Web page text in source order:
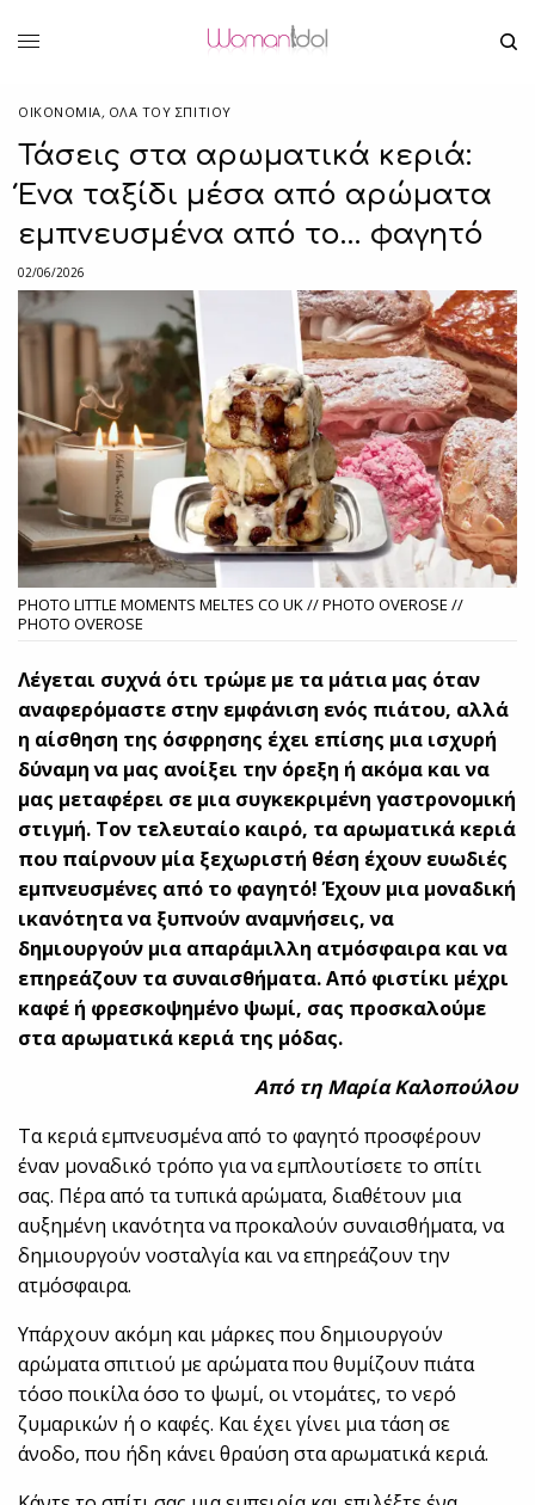
ΟΙΚΟΝΟΜΙΑ, ΌΛΑ ΤΟΥ ΣΠΙΤΙΟΥ
Τάσεις στα αρωματικά κεριά:
Ένα ταξίδι μέσα από αρώματα
εμπνευσμένα από το… φαγητό
02/06/2026
PHOTO LITTLE MOMENTS MELTES CO UK // PHOTO OVEROSE //
PHOTO OVEROSE
Λέγεται συχνά ότι τρώμε με τα μάτια μας όταν
αναφερόμαστε στην εμφάνιση ενός πιάτου, αλλά
η αίσθηση της όσφρησης έχει επίσης μια ισχυρή
δύναμη να μας ανοίξει την όρεξη ή ακόμα και να
μας μεταφέρει σε μια συγκεκριμένη γαστρονομική
στιγμή. Τον τελευταίο καιρό, τα αρωματικά κεριά
που παίρνουν μία ξεχωριστή θέση έχουν ευωδιές
εμπνευσμένες από το φαγητό! Έχουν μια μοναδική
ικανότητα να ξυπνούν αναμνήσεις, να
δημιουργούν μια απαράμιλλη ατμόσφαιρα και να
επηρεάζουν τα συναισθήματα. Από φιστίκι μέχρι
καφέ ή φρεσκοψημένο ψωμί, σας προσκαλούμε
στα αρωματικά κεριά της μόδας.
Από τη Μαρία Καλοπούλου
Τα κεριά εμπνευσμένα από το φαγητό προσφέρουν
έναν μοναδικό τρόπο για να εμπλουτίσετε το σπίτι
σας. Πέρα από τα τυπικά αρώματα, διαθέτουν μια
αυξημένη ικανότητα να προκαλούν συναισθήματα, να
δημιουργούν νοσταλγία και να επηρεάζουν την
ατμόσφαιρα.
Υπάρχουν ακόμη και μάρκες που δημιουργούν
αρώματα σπιτιού με αρώματα που θυμίζουν πιάτα
τόσο ποικίλα όσο το ψωμί, οι ντομάτες, το νερό
ζυμαρικών ή ο καφές. Και έχει γίνει μια τάση σε
άνοδο, που ήδη κάνει θραύση στα αρωματικά κεριά.